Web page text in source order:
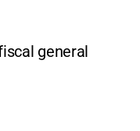
general